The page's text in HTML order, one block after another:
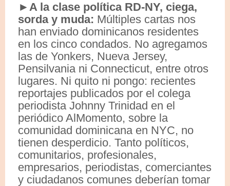
►A la clase política RD-NY, ciega,
sorda y muda: Múltiples cartas nos
han enviado dominicanos residentes
en los cinco condados. No agregamos
las de Yonkers, Nueva Jersey,
Pensilvania ni Connecticut, entre otros
lugares. Ni quito ni pongo: recientes
reportajes publicados por el colega
periodista Johnny Trinidad en el
periódico AlMomento, sobre la
comunidad dominicana en NYC, no
tienen desperdicio. Tanto políticos,
comunitarios, profesionales,
empresarios, periodistas, comerciantes
y ciudadanos comunes deberían tomar